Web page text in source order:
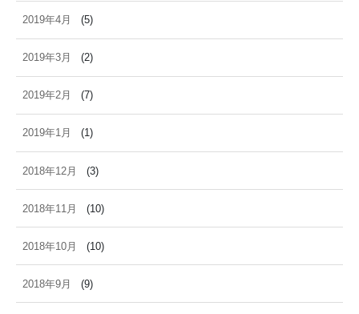
2019年4月 (5)
2019年3月 (2)
2019年2月 (7)
2019年1月 (1)
2018年12月 (3)
2018年11月 (10)
2018年10月 (10)
2018年9月 (9)